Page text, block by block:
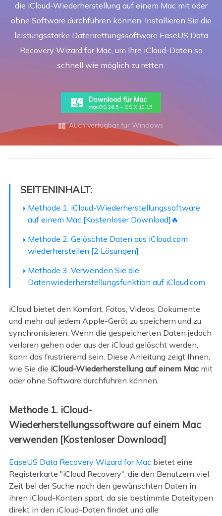
die iCloud-Wiederherstellung auf einem Mac mit oder
ohne Software durchführen können. Installieren Sie die
leistungsstarke Datenrettungssoftware EaseUS Data
Recovery Wizard for Mac, um Ihre iCloud-Daten so
schnell wie möglich zu retten.
Download für Mac
macOS 26.5 ~ OS X 10.15
 Auch verfügbar für Windows
SEITENINHALT:
Methode 1. iCloud-Wiederherstellungssoftware
auf einem Mac [Kostenloser Download]🔥
Methode 2. Gelöschte Daten aus iCloud.com
wiederherstellen [2 Lösungen]
Methode 3. Verwenden Sie die
Datenwiederherstellungsfunktion auf iCloud.com
iCloud bietet den Komfort, Fotos, Videos, Dokumente
und mehr auf jedem Apple-Gerät zu speichern und zu
synchronisieren. Wenn die gespeicherten Daten jedoch
verloren gehen oder aus der iCloud gelöscht werden,
kann das frustrierend sein. Diese Anleitung zeigt Ihnen,
wie Sie die iCloud-Wiederherstellung auf einem Macmit
oder ohne Software durchführen können.
Methode 1. iCloud-
Wiederherstellungssoftware auf einem Mac
verwenden [Kostenloser Download]
EaseUS Data Recovery Wizard for Mac bietet eine
Registerkarte "iCloud Recovery", die den Benutzern viel
Zeit bei der Suche nach den gewünschten Daten in
ihren iCloud-Konten spart, da sie bestimmte Dateitypen
direkt in den iCloud-Daten findet und alle